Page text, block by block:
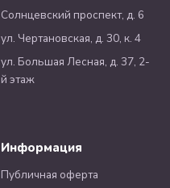
Солнцевский проспект, д. 6
ул. Чертановская, д. 30, к. 4
ул. Большая Лесная, д. 37, 2-
й этаж
Информация
Публичная оферта